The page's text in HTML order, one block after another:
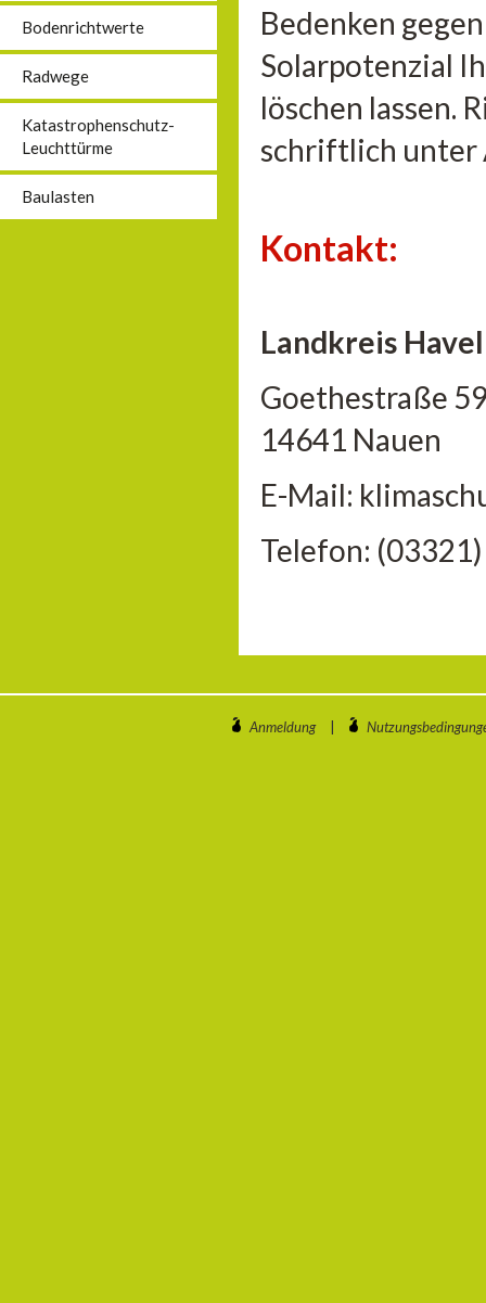
Bodenrichtwerte
Radwege
Katastrophenschutz-
Leuchttürme
Baulasten
Bedenken
Solarpotenzial
löschen lassen.
schriftlich unter
Kontakt:
Landkreis
Goethestraße
14641 Nauen
E-Mail:
Telefon:
Anmeldung